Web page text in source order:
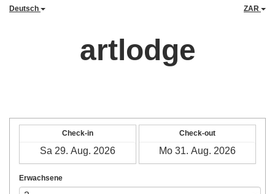
Deutsch ZAR
artlodge
Check-in Check-out
Erwachsene